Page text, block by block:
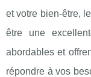
et votre bien-être,
être une
abordables et
répondre à vos